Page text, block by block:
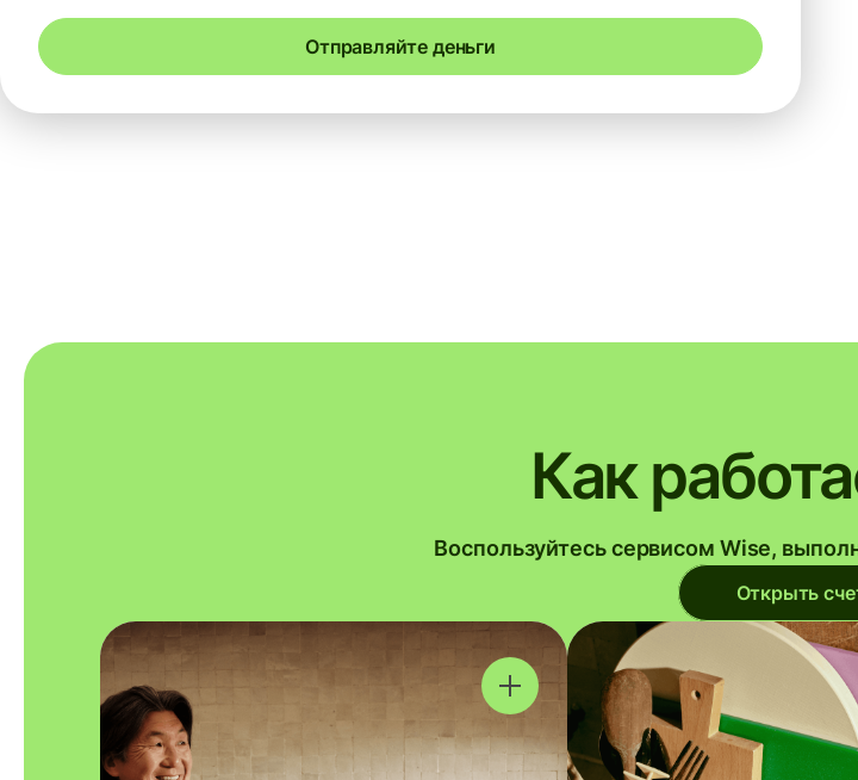
Отправляйте деньги
Как
Воспользуйтесь сервисом Wise,
Открыть